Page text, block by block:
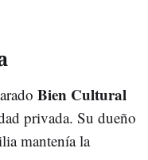
Bien Cultural
privada. Su dueño
mantenía la